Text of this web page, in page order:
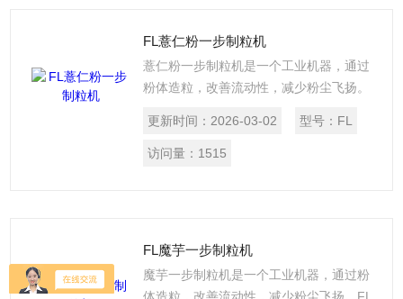
合GMP要求。
FL薏仁粉一步制粒机
薏仁粉一步制粒机是一个工业机器，通过
粉体造粒，改善流动性，减少粉尘飞扬。
件全部采用不锈钢制作，采用硅橡胶充气
密封圈密封， 采用二流式喷枪可控制颗粒
GMP要求。
更新时间： 2026-03-02 型号： FL
访问量： 1515
FL魔芋一步制粒机
魔芋一步制粒机是一个工业机器，通过粉